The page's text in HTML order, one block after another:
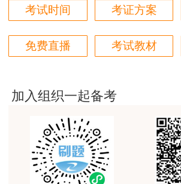
用户m5****66
3位老师，讲的都非常的好
用户m9****88
俗易懂，重点突出，模拟题质量高，
识点很多，尤其是实务简答题秘籍压
问，让小白学员也能一次过四门，十
荐[强][强]
用户jl****un
感谢教育网的多年支持与培养。
考试时间 考证方案
免费直播 考试教材
加入组织一起备考